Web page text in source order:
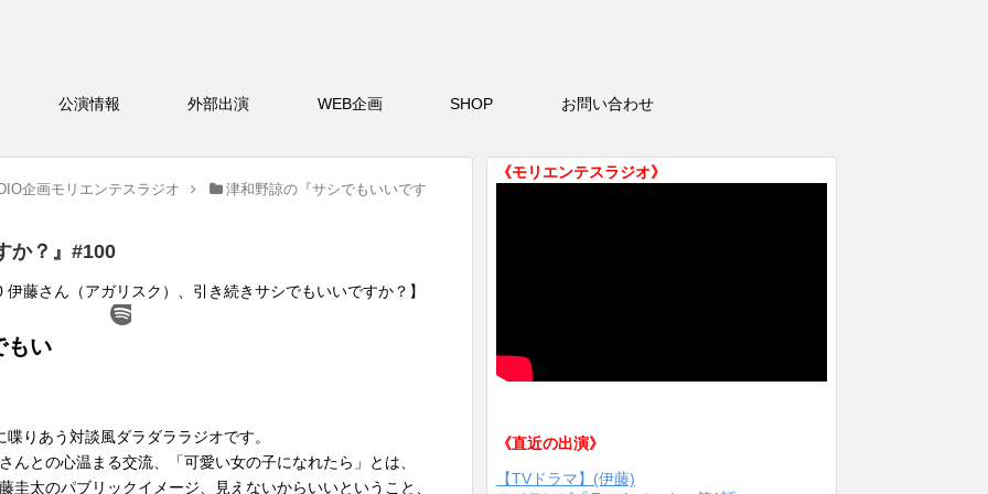
公演情報 外部出演 WEB企画 SHOP お問い合わせ
企画モリエンテスラジオ 津和野諒の『サシでもいいです
か？』#100
藤さん（アガリスク）、引き続きサシでもいいですか？】
りあう対談風ダラダララジオです。
との心温まる交流、「可愛い女の子になれたら」とは、
太のパブリックイメージ、見えないからいいということ、
《モリエンテスラジオ》
《直近の出演》
【TVドラマ】(伊藤)